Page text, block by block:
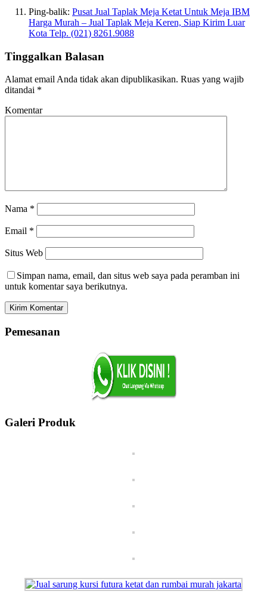
Ping-balik: Pusat Jual Taplak Meja Ketat Untuk Meja IBM
Harga Murah – Jual Taplak Meja Keren, Siap Kirim Luar
Kota Telp. (021) 8261.9088
Tinggalkan Balasan
Alamat email Anda tidak akan dipublikasikan. Ruas yang wajib
ditandai *
Komentar
Nama *
Email *
Situs Web
Simpan nama, email, dan situs web saya pada peramban ini
untuk komentar saya berikutnya.
Pemesanan
Galeri Produk